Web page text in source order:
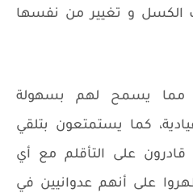
الكسل و تغيير من نفسها
مما يسمح لهم بسهولة
كما يستمتعون بتلقي
قادرون على التأقلم مع أي
على أنهم عدوانيين في